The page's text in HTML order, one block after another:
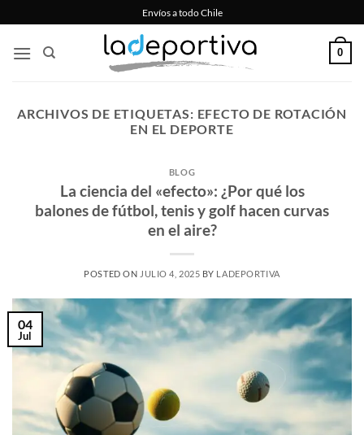
al
contenido
Envíos a todo Chile
0
ARCHIVOS DE ETIQUETAS: EFECTO DE ROTACIÓN
EN EL DEPORTE
BLOG
La ciencia del «efecto»: ¿Por qué los
balones de fútbol, tenis y golf hacen curvas
en el aire?
POSTED ON JULIO 4, 2025 BY LADEPORTIVA
04
Jul